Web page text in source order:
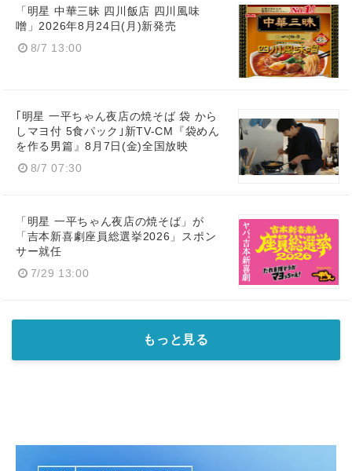
「明星 中華三昧 四川飯店 四川風味
噌」2026年8月24日(月)新発売
8/7 13:00
｢明星 一平ちゃん夜店の焼そば 袋 から
しマヨ付 5食パック｣新TV-CM『袋めん
を作る男篇』8月7日(金)全国放映
8/7 07:30
「明星 一平ちゃん夜店の焼そば」が
「吉本新喜劇座員総選挙2026」スポン
サー就任
7/29 13:00
もっと見る
Japanese